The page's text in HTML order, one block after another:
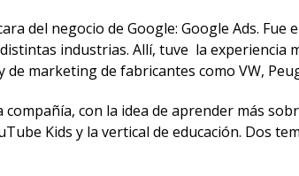
del negocio de Google: Google Ads.
industrias. Allí, tuve la experiencia
marketing de fabricantes como VW,
con la idea de aprender más
Kids y la vertical de educación. Dos